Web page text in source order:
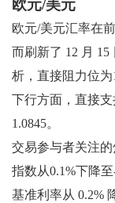
欧元/美元
欧元/美元汇率在
而刷新了 12 月
析，直接阻力位为
下行方面，直接
1.0845。
交易参与者关注
指数从0.1%下降
基准利率从 0.2%